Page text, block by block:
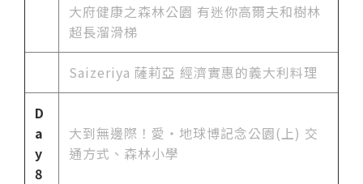
大府健康之森林公園 有迷你高爾夫和樹林
超長溜滑梯
Saizeriya 薩莉亞 經濟實惠的義大利料理
D
a
y
8
大到無邊際！愛・地球博記念公園(上) 交
通方式、森林小學